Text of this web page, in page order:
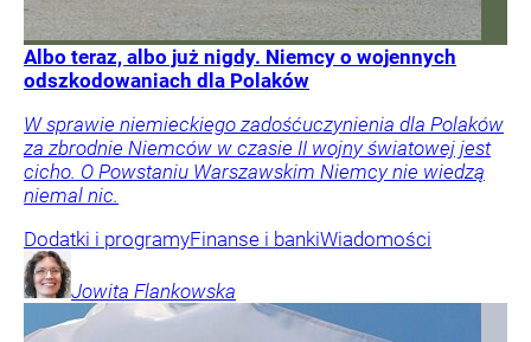
Albo teraz, albo już nigdy. Niemcy o wojennych
odszkodowaniach dla Polaków
W sprawie niemieckiego zadośćuczynienia dla Polaków
za zbrodnie Niemców w czasie II wojny światowej jest
cicho. O Powstaniu Warszawskim Niemcy nie wiedzą
niemal nic.
Dodatki i programyFinanse i bankiWiadomości
Jowita Flankowska